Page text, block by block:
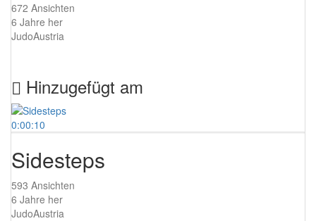
672 Ansichten
6 Jahre her
JudoAustria
Hinzugefügt am
0:00:10
Sidesteps
593 Ansichten
6 Jahre her
JudoAustria